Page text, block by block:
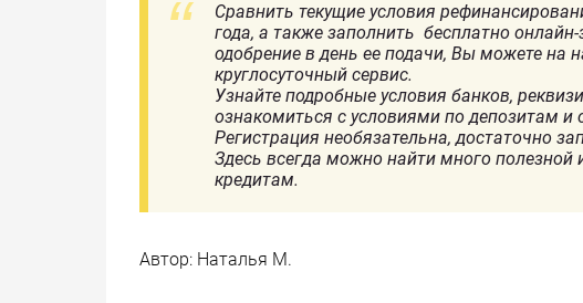
Сравнить текущие условия
года, а также заполнить бесплатно
одобрение в день ее подачи, Вы можете на
круглосуточный сервис.
Узнайте подробные условия банков,
ознакомиться с условиями по депозитам
Регистрация необязательна, достаточно
Здесь всегда можно найти много
кредитам.
Автор: Наталья М.